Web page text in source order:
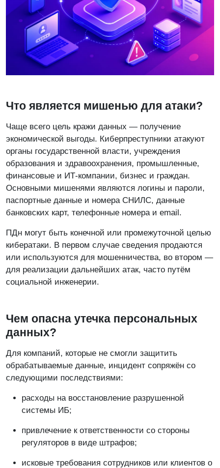
Что является мишенью для атаки?
Чаще всего цель кражи данных — получение
экономической выгоды. Киберпреступники атакуют
органы государственной власти, учреждения
образования и здравоохранения, промышленные,
финансовые и ИТ-компании, бизнес и граждан.
Основными мишенями являются логины и пароли,
паспортные данные и номера СНИЛС, данные
банковских карт, телефонные номера и email.
ПДн могут быть конечной или промежуточной целью
кибератаки. В первом случае сведения продаются
или используются для мошенничества, во втором —
для реализации дальнейших атак, часто путём
социальной инженерии.
Чем опасна утечка персональных
данных?
Для компаний, которые не смогли защитить
обрабатываемые данные, инцидент сопряжён со
следующими последствиями:
расходы на восстановление разрушенной
системы ИБ;
привлечение к ответственности со стороны
регуляторов в виде штрафов;
исковые требования сотрудников или клиентов о